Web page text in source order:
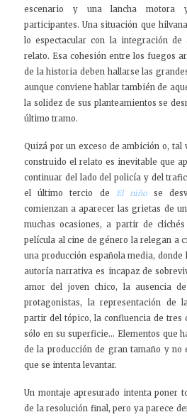
escenario y una lancha motora
participantes. Una situación que
lo espectacular con la integración de
relato. Esa cohesión entre los fuegos
de la historia deben hallarse las
aunque conviene hablar también de
la solidez de sus planteamientos se
último tramo.
Quizá por un exceso de ambición o, tal
construido el relato es inevitable que
continuar del lado del policía y del
el último tercio de El niño
se
comienzan a aparecer las grietas de
muchas ocasiones, a partir de
película al cine de género la relegan a
una producción española media,
autoría narrativa es incapaz de
amor del joven chico, la ausencia
protagonistas, la representación de
partir del tópico, la confluencia de tres
sólo en su superficie… Elementos que
de la producción de gran tamaño y no
que se intenta levantar.
Un montaje apresurado intenta poner
de la resolución final, pero ya parece